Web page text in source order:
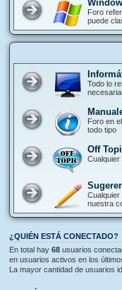
Foro
puede
Todo lo
Foro en
todo tipo
Off
Cualquier
nuestra
¿QUIÉN ESTÁ CONECTADO?
En total hay 68 usuarios
en usuarios activos en los
La mayor cantidad de usuarios